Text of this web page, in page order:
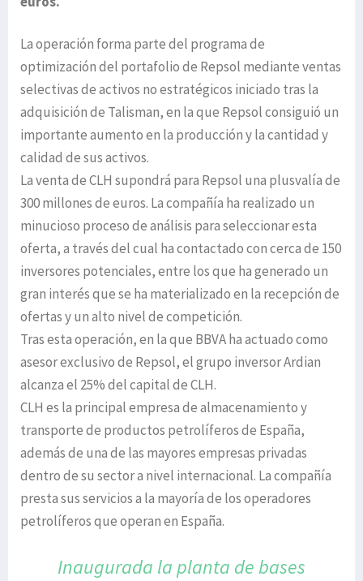
La operación forma parte del programa de
optimización del portafolio de Repsol mediante ventas
selectivas de activos no estratégicos iniciado tras la
adquisición de Talisman, en la que Repsol consiguió un
importante aumento en la producción y la cantidad y
calidad de sus activos.
La venta de CLH supondrá para Repsol una plusvalía de
300 millones de euros. La compañía ha realizado un
minucioso proceso de análisis para seleccionar esta
oferta, a través del cual ha contactado con cerca de 150
inversores potenciales, entre los que ha generado un
gran interés que se ha materializado en la recepción de
ofertas y un alto nivel de competición.
Tras esta operación, en la que BBVA ha actuado como
asesor exclusivo de Repsol, el grupo inversor Ardian
alcanza el 25% del capital de CLH.
CLH es la principal empresa de almacenamiento y
transporte de productos petrolíferos de España,
además de una de las mayores empresas privadas
dentro de su sector a nivel internacional. La compañía
presta sus servicios a la mayoría de los operadores
petrolíferos que operan en España.
Inaugurada la planta de bases